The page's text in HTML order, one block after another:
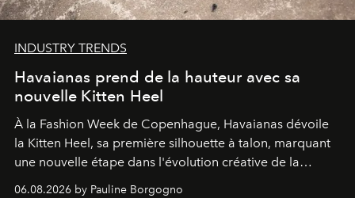
INDUSTRY TRENDS
Havaianas prend de la hauteur avec sa
nouvelle Kitten Heel
À la Fashion Week de Copenhague, Havaianas dévoile
la Kitten Heel, sa première silhouette à talon, marquant
une nouvelle étape dans l'évolution créative de la
06.08.2026 by Pauline Borgogno